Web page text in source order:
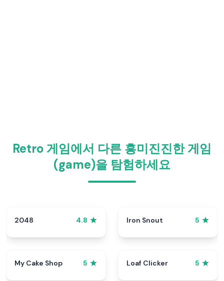
Retro 게임에서 다른 흥미진진한 게임
(game)을 탐험하세요
2048 4.8 Iron Snout 5
My Cake Shop 5 Loaf Clicker 5